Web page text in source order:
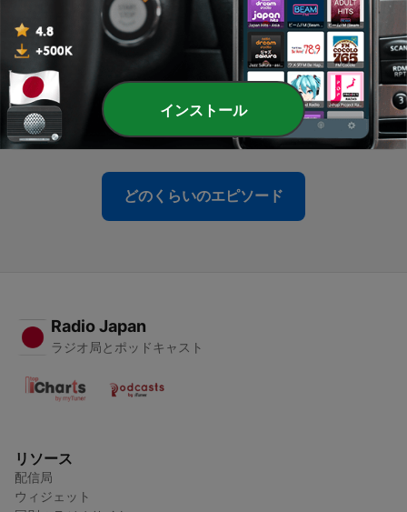
81 - Seerah #81 - The Emergence of Musaylimah Al-
Kadhab
17 2月 2020
80 - Seerah #80 - Exposure of the Hypocrites
17 2月 2020
どのくらいのエピソード
Radio Japan
ラジオ局とポッドキャスト
リソース
配信局
ウィジェット
インストール